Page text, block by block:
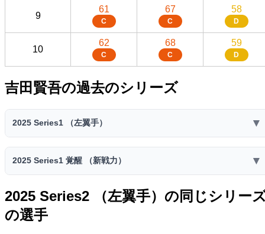
9
61
C
67
C
58
D
10
62
C
68
C
59
D
吉田賢吾の過去のシリーズ
2025 Series1 （左翼手） ▼
2025 Series1 （左翼手）
コスト ミート パワー 走力 捕球 送球
4900 34
66 62 36 38
ファー
2025 Series1 覚醒 （新戦力） ▼
2025 Series1 覚醒 （新戦力）
スピリ
ッツ
2025 Series2 （左翼手）の同じシリー
の選手